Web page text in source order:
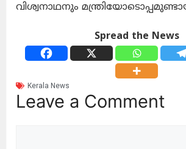
വിശ്വനാഥനും
Spread the News
Kerala News
Leave a Comment